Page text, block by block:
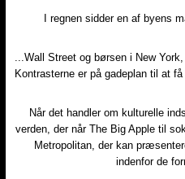
I regnen sidder en af byens
...Wall Street og børsen i New
Kontrasterne er på gadeplan til at
Når det handler om kulturelle
verden, der når The Big Apple til
Metropolitan, der kan
indenfor de